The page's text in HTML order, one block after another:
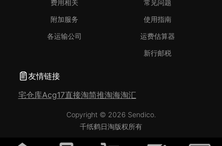
费用相关
附加服务
各运输公司
常见问题
使用指南
运费估算器
新行邮税
友情链接
宅仓库Acg17直接淘简推淘海淘汇
Copyright © 2026 Sendico.
千纸鹤日淘版权所有